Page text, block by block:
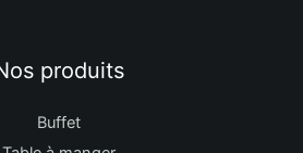
produits
Buffet